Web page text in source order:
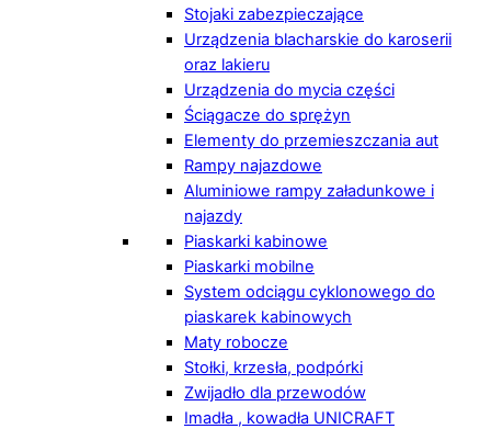
Stojaki zabezpieczające
Urządzenia blacharskie do karoserii
oraz lakieru
Urządzenia do mycia części
Ściągacze do sprężyn
Elementy do przemieszczania aut
Rampy najazdowe
Aluminiowe rampy załadunkowe i
najazdy
Piaskarki kabinowe
Piaskarki mobilne
System odciągu cyklonowego do
piaskarek kabinowych
Maty robocze
Stołki, krzesła, podpórki
Zwijadło dla przewodów
Imadła , kowadła UNICRAFT